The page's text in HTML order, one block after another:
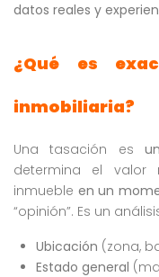
datos reales y
¿Qué es
inmobiliaria?
Una tasación es
determina el
inmueble en un
“opinión”. Es un
Ubicación (zona,
Estado general